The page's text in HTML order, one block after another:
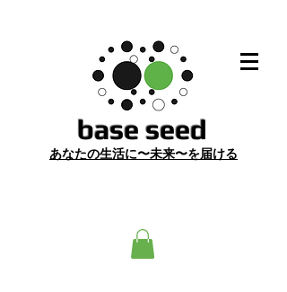
​base seed
あなたの生活に〜未来〜を届ける